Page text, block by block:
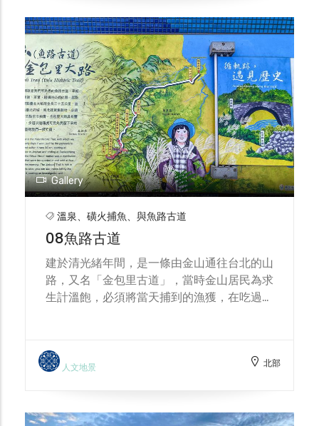
Gallery
溫泉、磺火捕魚、與魚路古道
08魚路古道
建於清光緒年間，是一條由金山通往台北的山
路，又名「金包里古道」，當時金山居民為求
生計溫飽，必須將當天捕到的漁獲，在吃過晚
林到達大龍峒販賣，並補足日常用品後，趕路
返回金山，擔魚人多穿著輕便汗衫加短褲，頭
山路，因此被稱為「魚路」。 目前，隨著陽
人文地景 北部